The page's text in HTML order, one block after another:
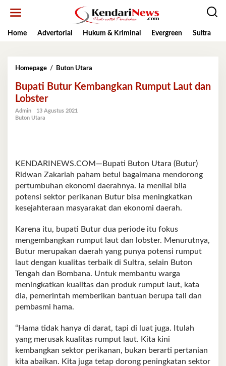
Home
Advertorial Hukum & Kriminal Evergreen Sultra
Homepage / Buton Utara
Kembangkan
Bupati Butur Kembangkan Rumput Laut dan
Lobster
Admin
13 Agustus 2021
Buton Utara
KENDARINEWS.COM—Bupati Buton Utara (Butur)
Ridwan Zakariah paham betul bagaimana mendorong
pertumbuhan ekonomi daerahnya. Ia menilai bila
potensi sektor perikanan Butur bisa meningkatkan
kesejahteraan masyarakat dan ekonomi daerah.
Karena itu, bupati Butur dua periode itu fokus
mengembangkan rumput laut dan lobster. Menurutnya,
Butur merupakan daerah yang punya potensi rumput
laut dengan kualitas terbaik di Sultra, selain Buton
Tengah dan Bombana. Untuk membantu warga
meningkatkan kualitas dan produk rumput laut, kata
dia, pemerintah memberikan bantuan berupa tali dan
pembasmi hama.
“Hama tidak hanya di darat, tapi di luat juga. Itulah
yang merusak kualitas rumput laut. Kita kini
kembangkan sektor perikanan, bukan berarti pertanian
kita abaikan. Kita juga tetap dorong peningkatan sektor